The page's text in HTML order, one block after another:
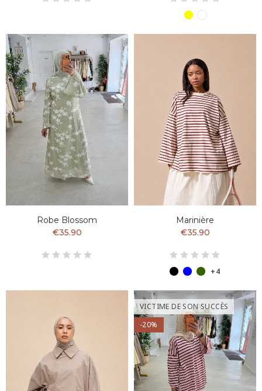
Robe Blossom
€35.90
Marinière
€35.90
+4
VICTIME DE SON SUCCÈS
-20%